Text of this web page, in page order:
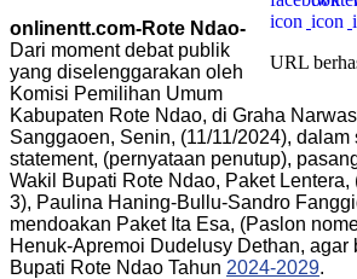
URL
onlinentt.com-Rote Ndao-
Dari moment debat publik
yang diselenggarakan oleh
Komisi Pemilihan Umum
Kabupaten Rote Ndao, di Graha
Sanggaoen, Senin, (11/11/2024), dalam
statement, (pernyataan penutup),
Wakil Bupati Rote Ndao, Paket Lentera,
3), Paulina Haning-Bullu-Sandro
mendoakan Paket Ita Esa, (Paslon
Henuk-Apremoi Dudelusy Dethan, agar
Bupati Rote Ndao Tahun 2024-2029.